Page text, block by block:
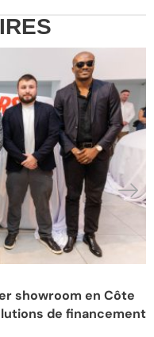
showroom en Côte
de financement